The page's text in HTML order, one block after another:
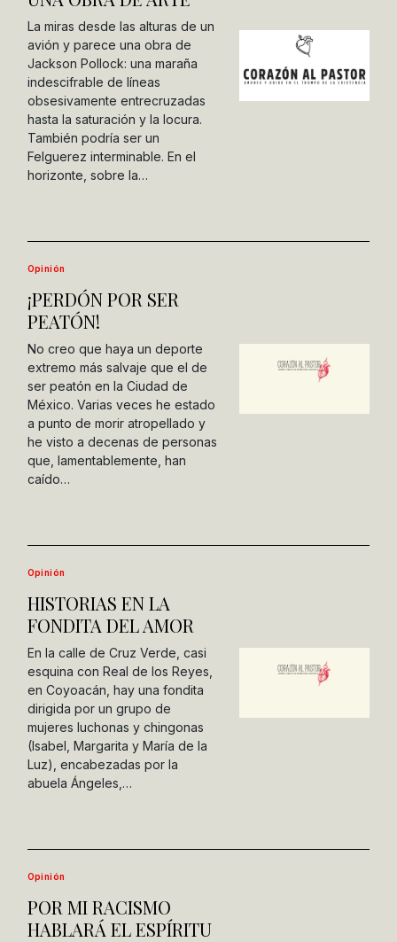
La miras desde las alturas de un
avión y parece una obra de
Jackson Pollock: una maraña
indescifrable de líneas
obsesivamente entrecruzadas
hasta la saturación y la locura.
También podría ser un
Felguerez interminable. En el
horizonte, sobre la…
Opinión
¡PERDÓN POR SER
PEATÓN!
No creo que haya un deporte
extremo más salvaje que el de
ser peatón en la Ciudad de
México. Varias veces he estado
a punto de morir atropellado y
he visto a decenas de personas
que, lamentablemente, han
caído…
Opinión
HISTORIAS EN LA
FONDITA DEL AMOR
En la calle de Cruz Verde, casi
esquina con Real de los Reyes,
en Coyoacán, hay una fondita
dirigida por un grupo de
mujeres luchonas y chingonas
(Isabel, Margarita y María de la
Luz), encabezadas por la
abuela Ángeles,…
Opinión
POR MI RACISMO
HABLARÁ EL ESPÍRITU